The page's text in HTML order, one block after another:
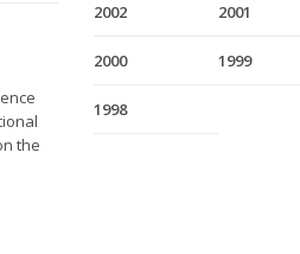
the
2002 2001
2000 1999
1998